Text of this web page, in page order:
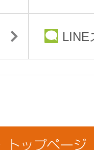
LINE